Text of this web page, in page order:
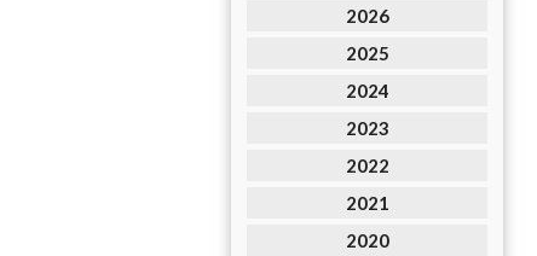
2026
2025
2024
2023
2022
2021
2020